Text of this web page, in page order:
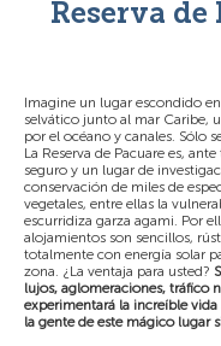
Reserva de
Imagine un lugar escondido
selvático junto al mar Caribe,
por el océano y canales. Sólo
La Reserva de Pacuare es,
seguro y un lugar de
conservación de miles de
vegetales, entre ellas la
escurridiza garza agami. Por
alojamientos son sencillos,
totalmente con energía solar
zona. ¿La ventaja para usted?
lujos, aglomeraciones, tráfico
experimentará la increíble vida
la gente de este mágico lugar